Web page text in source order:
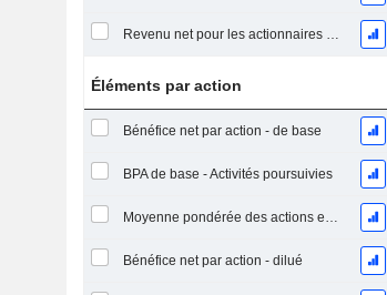
Revenu net pour les actionnaires ordinaires, hors éléments exceptionnelsRésultat net pour les actionnaires ordinaires, éléments exceptionnels exclus.
Éléments par action
Bénéfice net par action - de base
BPA de base - Activités poursuivies
Moyenne pondérée des actions en circulation
Bénéfice net par action - dilué